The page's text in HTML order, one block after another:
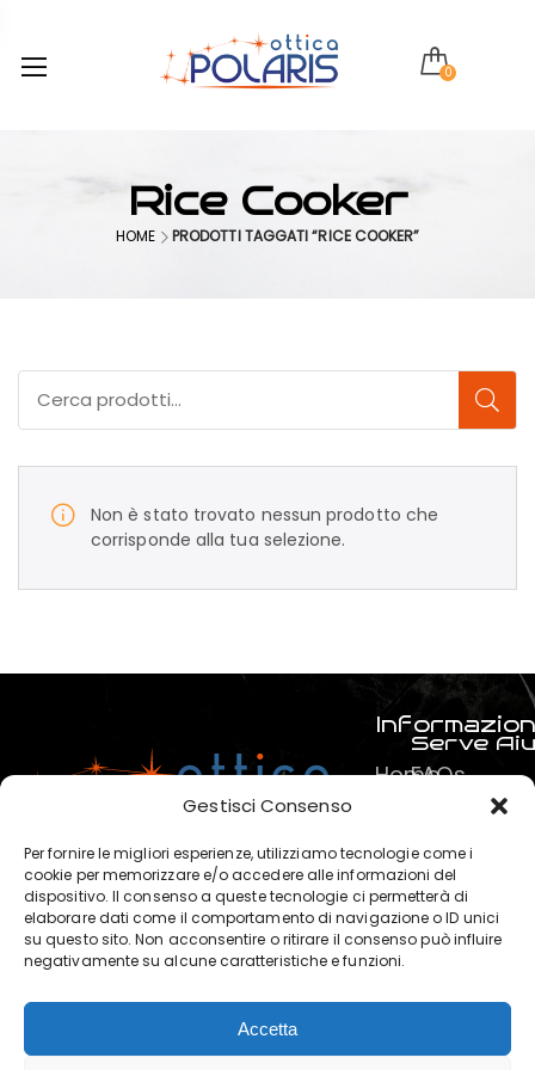
Gestisci Consenso
Per fornire le migliori esperienze, utilizziamo tecnologie come i
cookie per memorizzare e/o accedere alle informazioni del
dispositivo. Il consenso a queste tecnologie ci permetterà di
elaborare dati come il comportamento di navigazione o ID unici
su questo sito. Non acconsentire o ritirare il consenso può influire
negativamente su alcune caratteristiche e funzioni.
Accetta
0
Rice Cooker
HOME PRODOTTI TAGGATI “RICE COOKER”
Non è stato trovato nessun prodotto che
corrisponde alla tua selezione.
Home
Chi
siamo
?
Contatti
Serve
FAQs
Pagamenti
Termini e
Privacy &